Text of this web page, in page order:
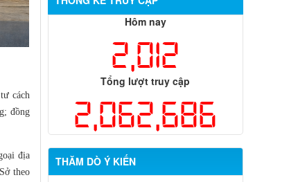
cách
đồng
địa
theo
Hôm nay
2,012
Tổng lượt truy cập
2,062,686
THĂM DÒ Ý KIẾN